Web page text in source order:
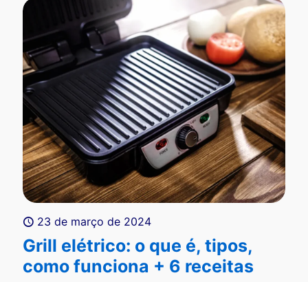
23 de março de 2024
Grill elétrico: o que é, tipos,
como funciona + 6 receitas